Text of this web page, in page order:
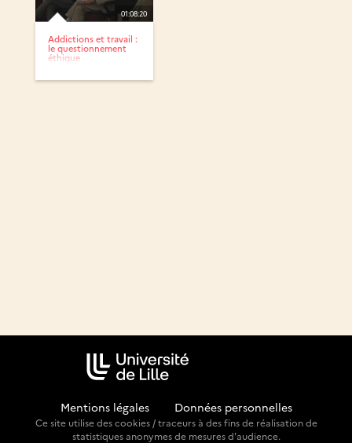
01:08:20
Addictions et travail :
le questionnement
éthique
Mentions légales Données personnelles
Ce site utilise des cookies / traceurs à des fins de réalisation de
statistiques anonymes de mesures d'audience.